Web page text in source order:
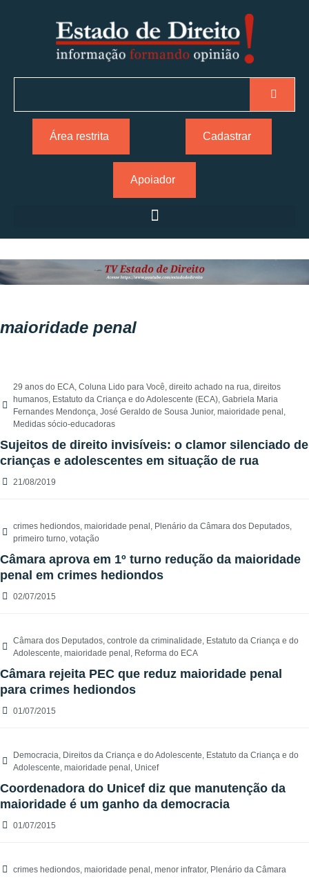
Área restrita Cadastrar
Apoiador
maioridade penal
29 anos do ECA, Coluna Lido para Você, direito achado na rua, direitos
humanos, Estatuto da Criança e do Adolescente (ECA), Gabriela Maria
Fernandes Mendonça, José Geraldo de Sousa Junior, maioridade penal ,
Medidas sócio-educadoras
Sujeitos de direito invisíveis: o clamor silenciado de
crianças e adolescentes em situação de rua
21/08/2019
crimes hediondos, maioridade penal , Plenário da Câmara dos Deputados,
primeiro turno, votação
Câmara aprova em 1º turno redução da maioridade
penal em crimes hediondos
02/07/2015
Câmara dos Deputados, controle da criminalidade, Estatuto da Criança e do
Adolescente, maioridade penal , Reforma do ECA
Câmara rejeita PEC que reduz maioridade penal
para crimes hediondos
01/07/2015
Democracia, Direitos da Criança e do Adolescente, Estatuto da Criança e do
Adolescente, maioridade penal , Unicef
Coordenadora do Unicef diz que manutenção da
maioridade é um ganho da democracia
01/07/2015
crimes hediondos, maioridade penal , menor infrator, Plenário da Câmara